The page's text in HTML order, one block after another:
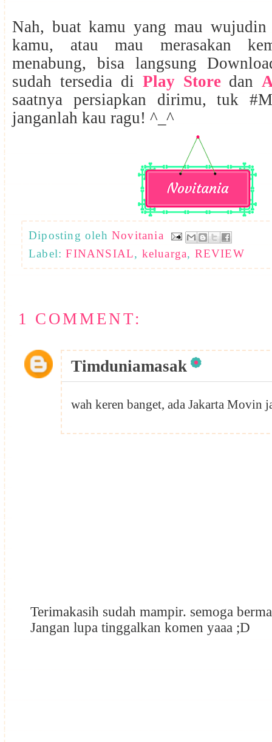
Nah, buat kamu yang mau
kamu, atau mau merasakan
menabung, bisa langsung
sudah tersedia di Play Storedan
saatnya persiapkan dirimu, tuk
janganlah kau ragu! ^_^
Diposting oleh Novitania
Label:FINANSIAL, keluarga, REVIEW
1 COMMENT:
Timduniamasak
wah keren banget, ada Jakarta Movin
Terimakasih sudah mampir. semoga
Jangan lupa tinggalkan komen yaaa ;D